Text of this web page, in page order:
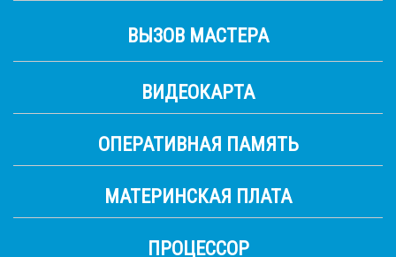
ВЫЗОВ МАСТЕРА
ВИДЕОКАРТА
ОПЕРАТИВНАЯ ПАМЯТЬ
МАТЕРИНСКАЯ ПЛАТА
ПРОЦЕССОР